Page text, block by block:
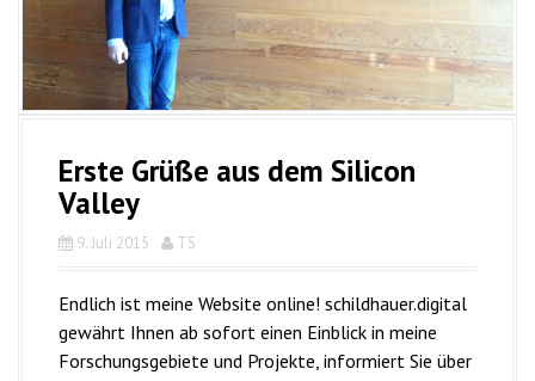
Erste Grüße aus dem Silicon
Valley
9. Juli 2015 TS
Endlich ist meine Website online! schildhauer.digital
gewährt Ihnen ab sofort einen Einblick in meine
Forschungsgebiete und Projekte, informiert Sie über